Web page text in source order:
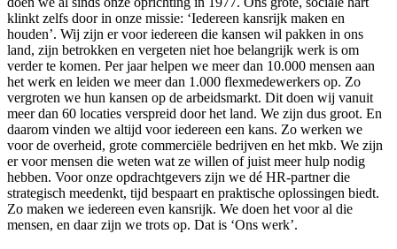
klinkt zelfs door in onze missie: ‘Iedereen kansrijk maken en
houden’. Wij zijn er voor iedereen die kansen wil pakken in ons
land, zijn betrokken en vergeten niet hoe belangrijk werk is om
verder te komen. Per jaar helpen we meer dan 10.000 mensen aan
het werk en leiden we meer dan 1.000 flexmedewerkers op. Zo
vergroten we hun kansen op de arbeidsmarkt. Dit doen wij vanuit
meer dan 60 locaties verspreid door het land. We zijn dus groot. En
daarom vinden we altijd voor iedereen een kans. Zo werken we
voor de overheid, grote commerciële bedrijven en het mkb. We zijn
er voor mensen die weten wat ze willen of juist meer hulp nodig
hebben. Voor onze opdrachtgevers zijn we dé HR-partner die
strategisch meedenkt, tijd bespaart en praktische oplossingen biedt.
Zo maken we iedereen even kansrijk. We doen het voor al die
mensen, en daar zijn we trots op. Dat is ‘Ons werk’.